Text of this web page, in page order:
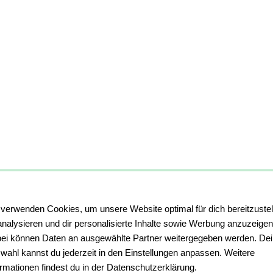
Cookies, um unsere Website optimal für dich
und dir personalisierte Inhalte sowie Werbung
können Daten an ausgewählte Partner weitergegeben werden.
kannst du jederzeit in den Einstellungen anpassen. Weitere
findest du in der Datenschutzerklärung.